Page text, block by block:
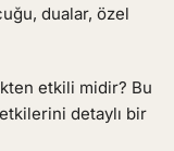
dualar, özel
etkili midir? Bu
detaylı bir